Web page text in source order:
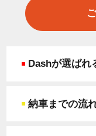
Dashが選ばれ
納車までの流